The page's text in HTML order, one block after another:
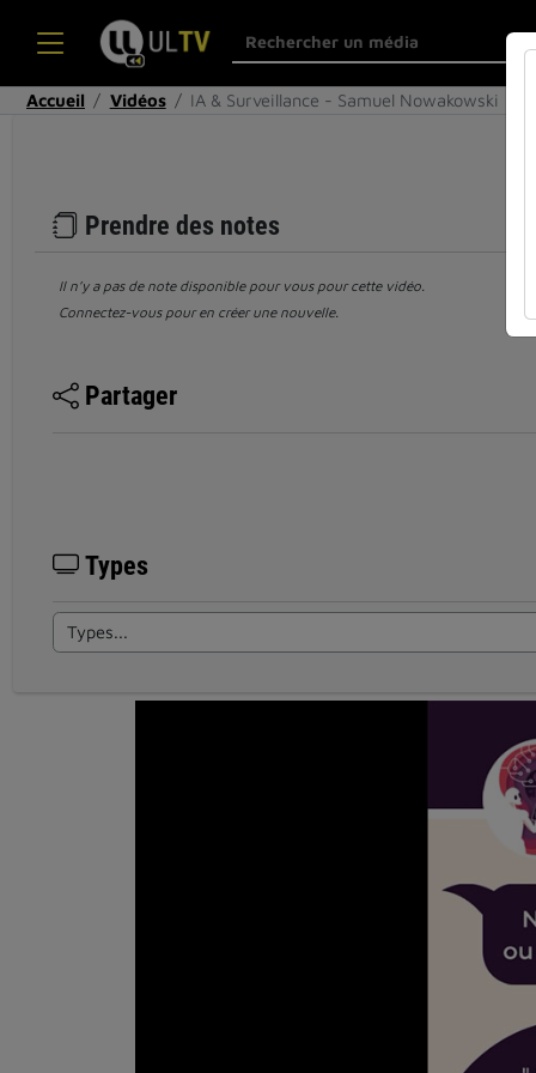
Accueil Vidéos IA & Surveillance - Samuel Nowakowski
Prendre des notes
Il n’y a pas de note disponible pour vous pour cette vidéo.
Connectez-vous pour en créer une nouvelle.
Partager
Types